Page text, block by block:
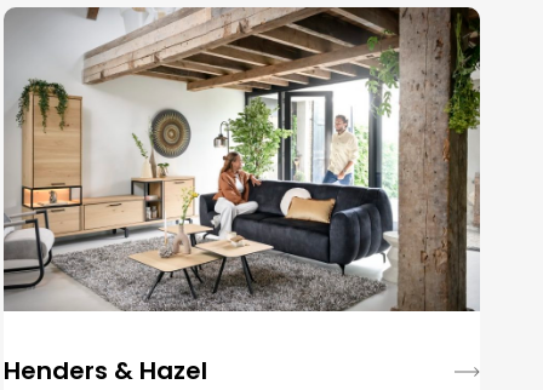
Henders & Hazel